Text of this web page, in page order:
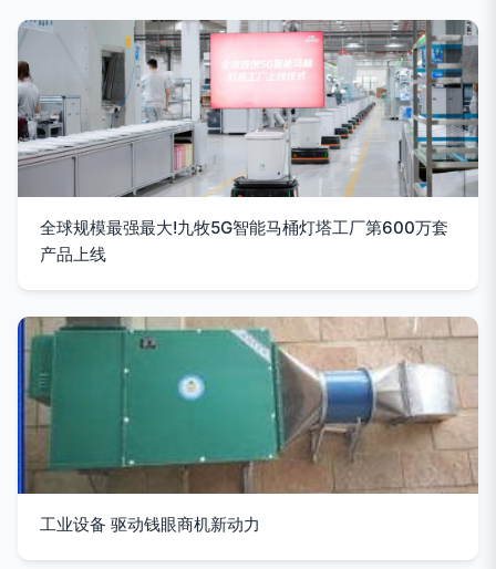
全球规模最强最大!九牧5G智能马桶灯塔工厂第600万套
产品上线
工业设备 驱动钱眼商机新动力